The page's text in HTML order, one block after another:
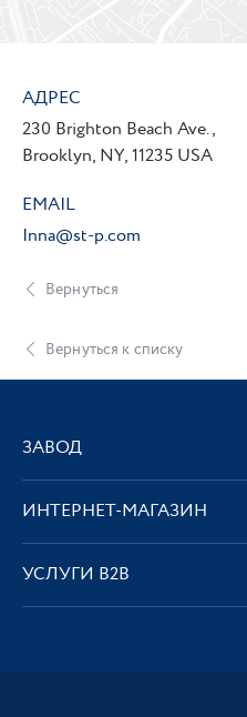
АДРЕС
230 Brighton Beach Ave.,
Brooklyn, NY, 11235 USA
EMAIL
Inna@st-p.com
Вернуться
Вернуться к списку
ЗАВОД
ИНТЕРНЕТ-МАГАЗИН
УСЛУГИ В2В